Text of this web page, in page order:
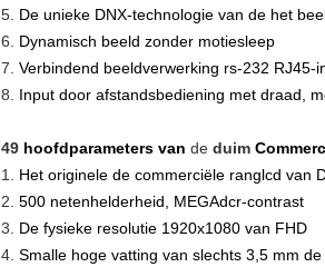
5. De unieke DNX-technologie van de het
6. Dynamisch beeld zonder motiesleep
7. Verbindend beeldverwerking rs-232 RJ45-
8. Input door afstandsbediening met draad,
49 hoofdparameters van de duim
1. Het originele de commerciële ranglcd van
2. 500 netenhelderheid, MEGAdcr-contrast
3. De fysieke resolutie 1920x1080 van FHD
4. Smalle hoge vatting van slechts 3,5 mm